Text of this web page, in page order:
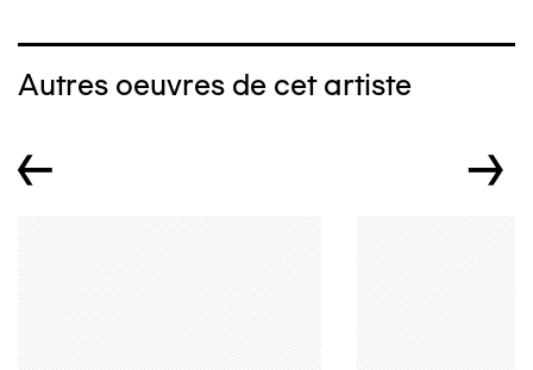
Autres oeuvres de cet artiste
← →